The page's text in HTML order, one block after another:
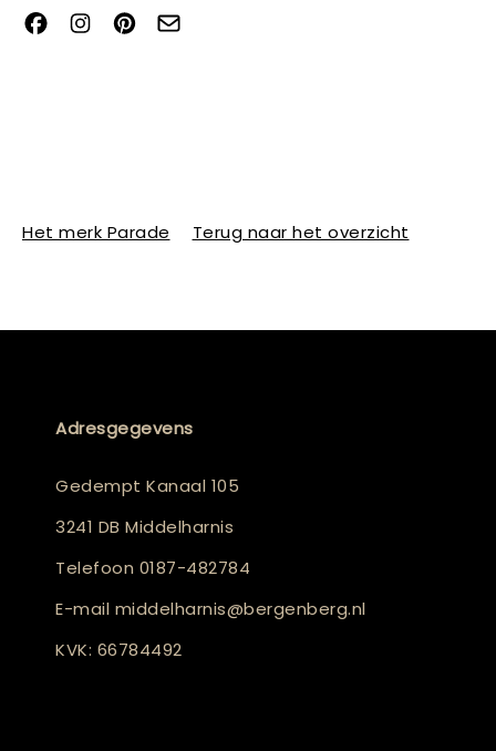
Het merk Parade Terug naar het overzicht
Adresgegevens
Gedempt Kanaal 105
3241 DB Middelharnis
Telefoon 0187-482784
E-mail middelharnis@bergenberg.nl
KVK: 66784492